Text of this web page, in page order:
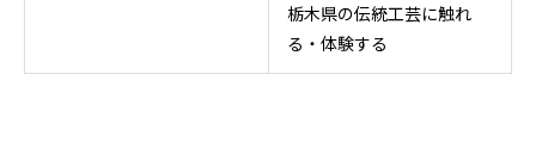
栃木県の伝統工芸に触れ
る・体験する